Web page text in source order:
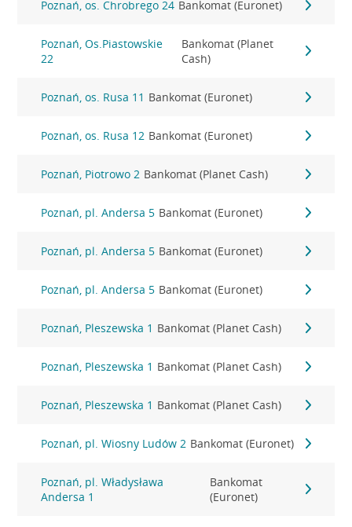
Poznań, os. Chrobrego 24 Bankomat (Euronet)
Poznań, Os.Piastowskie
22
Bankomat (Planet
Cash)
Poznań, os. Rusa 11 Bankomat (Euronet)
Poznań, os. Rusa 12 Bankomat (Euronet)
Poznań, Piotrowo 2 Bankomat (Planet Cash)
Poznań, pl. Andersa 5 Bankomat (Euronet)
Poznań, pl. Andersa 5 Bankomat (Euronet)
Poznań, pl. Andersa 5 Bankomat (Euronet)
Poznań, Pleszewska 1 Bankomat (Planet Cash)
Poznań, Pleszewska 1 Bankomat (Planet Cash)
Poznań, Pleszewska 1 Bankomat (Planet Cash)
Poznań, pl. Wiosny Ludów 2 Bankomat (Euronet)
Poznań, pl. Władysława
Andersa 1
Bankomat
(Euronet)